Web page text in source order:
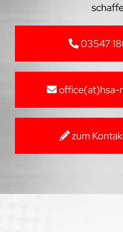
03547
office(at)hsa-
zum